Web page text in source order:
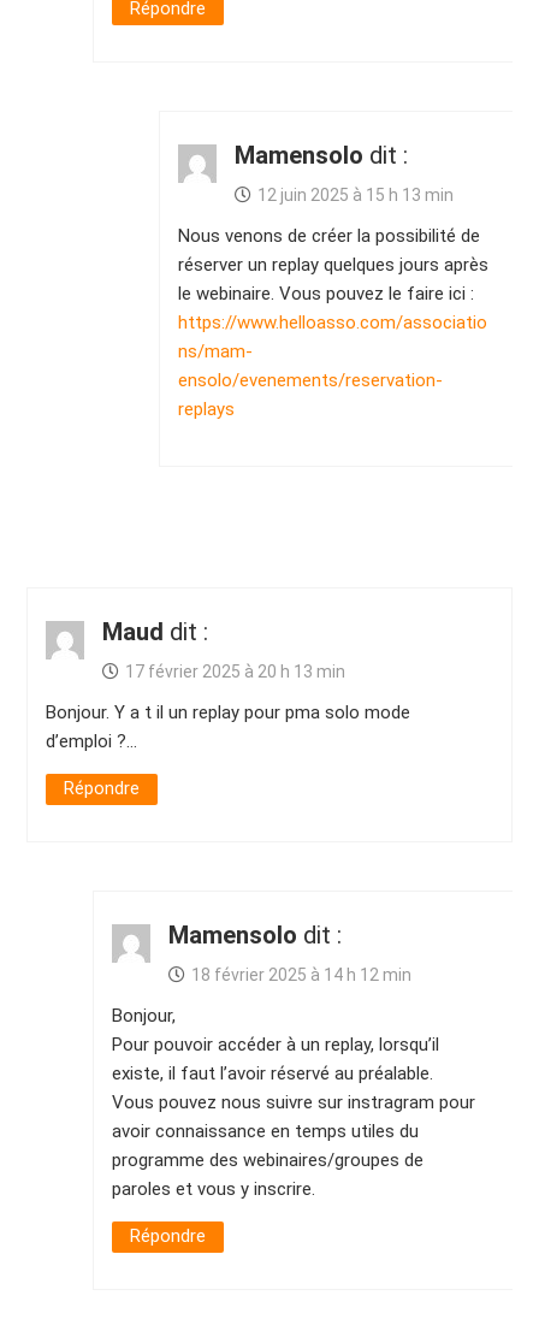
Répondre
Mamensolo dit :
12 juin 2025 à 15 h 13 min
Nous venons de créer la possibilité de
réserver un replay quelques jours après
le webinaire. Vous pouvez le faire ici :
https://www.helloasso.com/associatio
ns/mam-
ensolo/evenements/reservation-
replays
Maud dit :
17 février 2025 à 20 h 13 min
Bonjour. Y a t il un replay pour pma solo mode
d’emploi ?…
Répondre
Mamensolo dit :
18 février 2025 à 14 h 12 min
Bonjour,
Pour pouvoir accéder à un replay, lorsqu’il
existe, il faut l’avoir réservé au préalable.
Vous pouvez nous suivre sur instragram pour
avoir connaissance en temps utiles du
programme des webinaires/groupes de
paroles et vous y inscrire.
Répondre